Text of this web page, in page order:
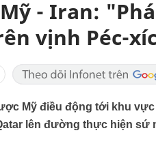
- Iran:
vịnh Péc-
Mỹ điều động tới khu
lên đường thực hiện sứ